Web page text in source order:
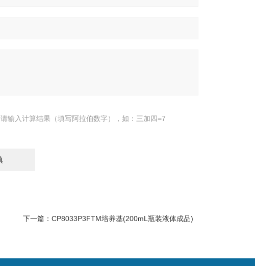
请输入计算结果（填写阿拉伯数字），如：三加四=7
下一篇： CP8033P3FTM培养基(200mL瓶装液体成品)